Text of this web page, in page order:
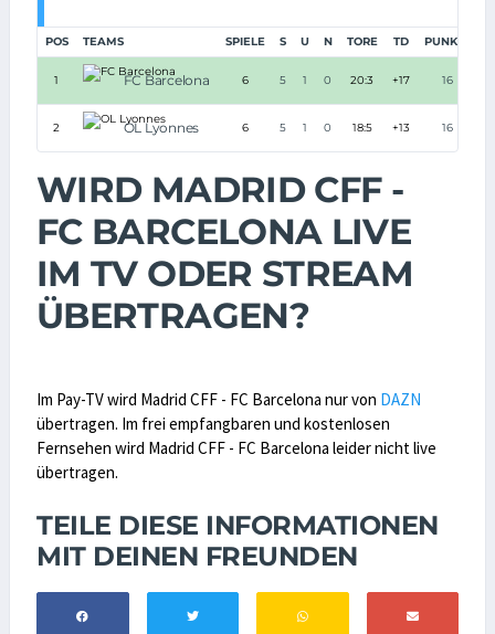
POS TEAMS SPIELE S U N TORE TD PUNKTE
1 FC Barcelona 6 5 1 0 20:3 +17 16
2 OL Lyonnes 6 5 1 0 18:5 +13 16
WIRD MADRID CFF -
FC BARCELONA LIVE
IM TV ODER STREAM
ÜBERTRAGEN?
Im Pay-TV wird Madrid CFF - FC Barcelona nur von DAZN
übertragen. Im frei empfangbaren und kostenlosen
Fernsehen wird Madrid CFF - FC Barcelona leider nicht live
übertragen.
TEILE DIESE INFORMATIONEN
MIT DEINEN FREUNDEN